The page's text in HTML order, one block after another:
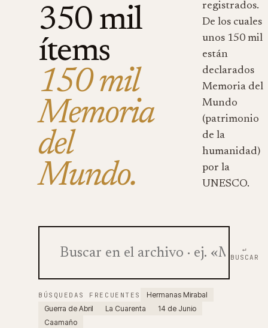
350 mil
ítems
150 mil
Memoria
del
Mundo.
registrados.
De los cuales
unos 150 mil
están
declarados
Memoria del
Mundo
(patrimonio
de la
humanidad)
por la
UNESCO.
↵
BUSCAR
BÚSQUEDAS FRECUENTES
Hermanas Mirabal
Guerra de Abril
La Cuarenta
14 de Junio
Caamaño